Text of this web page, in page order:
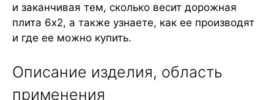
и заканчивая тем, сколько весит дорожная
плита 6х2, а также узнаете, как ее производят
и где ее можно купить.
Описание изделия, область
применения